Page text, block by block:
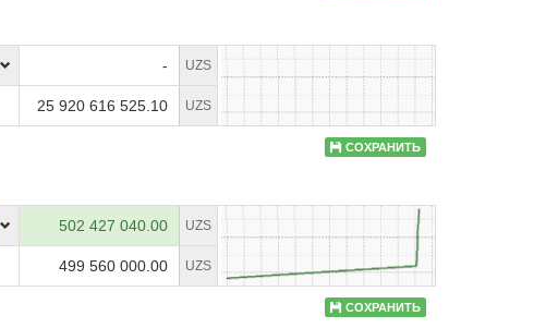
- UZS
25 920 616 525.10 UZS
СОХРАНИТЬ
502 427 040.00 UZS
499 560 000.00 UZS
СОХРАНИТЬ